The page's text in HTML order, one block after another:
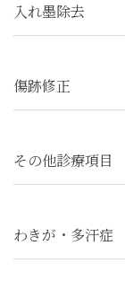
入れ墨除去
傷跡修正
その他診療項目
わきが・多汗症